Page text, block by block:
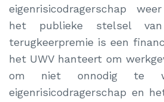
eigenrisicodragerschap
het publieke stelsel
terugkeerpremie is een
het UWV hanteert om
om niet onnodig te
eigenrisicodragerschap en